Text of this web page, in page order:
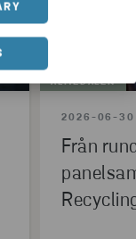
ALMEDALEN
2026-06-30
Från